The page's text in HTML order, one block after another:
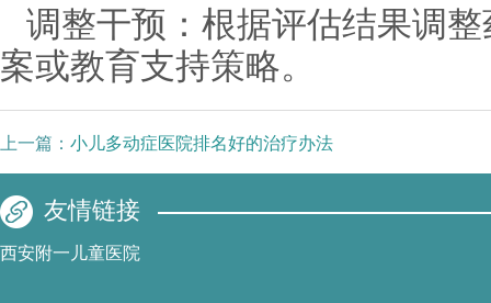
调整干预：根据评估结果调
案或教育支持策略。
上一篇： 小儿多动症医院排名好的治疗办法
友情链接
西安附一儿童医院